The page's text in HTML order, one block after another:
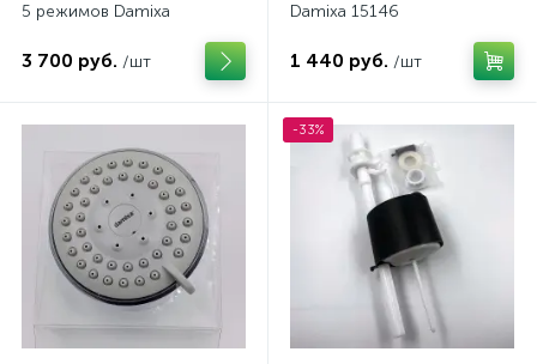
5 режимов Damixa
3 700 руб. /шт
Damixa 15146
1 440 руб. /шт
-33%